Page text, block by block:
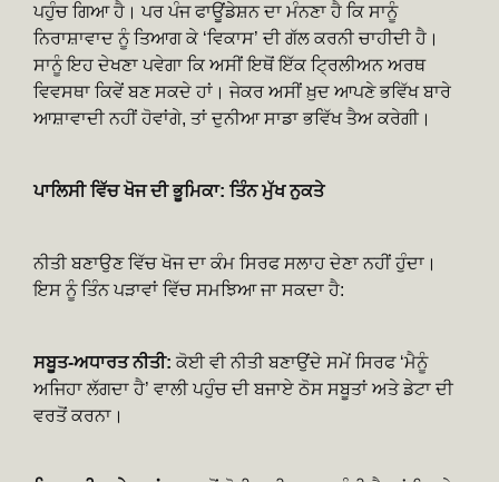
ਪਹੁੰਚ ਗਿਆ ਹੈ। ਪਰ ਪੰਜ ਫਾਊਂਡੇਸ਼ਨ ਦਾ ਮੰਨਣਾ ਹੈ ਕਿ ਸਾਨੂੰ
ਨਿਰਾਸ਼ਾਵਾਦ ਨੂੰ ਤਿਆਗ ਕੇ ‘ਵਿਕਾਸ’ ਦੀ ਗੱਲ ਕਰਨੀ ਚਾਹੀਦੀ ਹੈ।
ਸਾਨੂੰ ਇਹ ਦੇਖਣਾ ਪਵੇਗਾ ਕਿ ਅਸੀਂ ਇਥੋਂ ਇੱਕ ਟ੍ਰਿਲੀਅਨ ਅਰਥ
ਵਿਵਸਥਾ ਕਿਵੇਂ ਬਣ ਸਕਦੇ ਹਾਂ। ਜੇਕਰ ਅਸੀਂ ਖ਼ੁਦ ਆਪਣੇ ਭਵਿੱਖ ਬਾਰੇ
ਆਸ਼ਾਵਾਦੀ ਨਹੀਂ ਹੋਵਾਂਗੇ, ਤਾਂ ਦੁਨੀਆ ਸਾਡਾ ਭਵਿੱਖ ਤੈਅ ਕਰੇਗੀ।
ਪਾਲਿਸੀ ਵਿੱਚ ਖੋਜ ਦੀ ਭੂਮਿਕਾ: ਤਿੰਨ ਮੁੱਖ ਨੁਕਤੇ
ਨੀਤੀ ਬਣਾਉਣ ਵਿੱਚ ਖੋਜ ਦਾ ਕੰਮ ਸਿਰਫ ਸਲਾਹ ਦੇਣਾ ਨਹੀਂ ਹੁੰਦਾ।
ਇਸ ਨੂੰ ਤਿੰਨ ਪੜਾਵਾਂ ਵਿੱਚ ਸਮਝਿਆ ਜਾ ਸਕਦਾ ਹੈ:
ਸਬੂਤ-ਅਧਾਰਤ ਨੀਤੀ: ਕੋਈ ਵੀ ਨੀਤੀ ਬਣਾਉਂਦੇ ਸਮੇਂ ਸਿਰਫ ‘ਮੈਨੂੰ
ਅਜਿਹਾ ਲੱਗਦਾ ਹੈ’ ਵਾਲੀ ਪਹੁੰਚ ਦੀ ਬਜਾਏ ਠੋਸ ਸਬੂਤਾਂ ਅਤੇ ਡੇਟਾ ਦੀ
ਵਰਤੋਂ ਕਰਨਾ।